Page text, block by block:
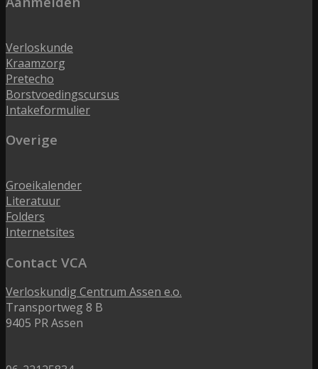
Verloskunde
Kraamzorg
Pretecho
Borstvoedingscursus
Intakeformulier
Overige
Groeikalender
Literatuur
Folders
Internetsites
Contact VCA
Verloskundig Centrum Assen e.o.
Transportweg 8 B
9405 PR Assen